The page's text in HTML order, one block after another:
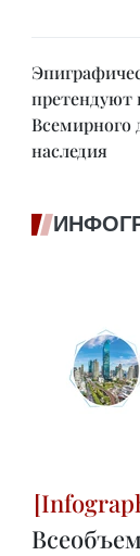
претендуют
Всемирного
наследия